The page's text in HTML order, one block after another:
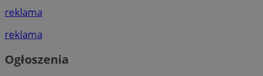
reklama
reklama
Ogłoszenia